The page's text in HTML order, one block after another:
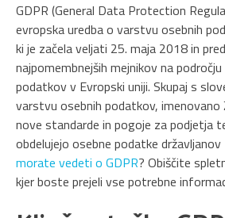
GDPR (General Data Protection
evropska uredba o varstvu osebnih
ki je začela veljati 25. maja 2018 in
najpomembnejših mejnikov na
podatkov v Evropski uniji. Skupaj s
varstvu osebnih podatkov,
nove standarde in pogoje za podjetja
obdelujejo osebne podatke državljanov
morate vedeti o GDPR? Obiščite
kjer boste prejeli vse potrebne